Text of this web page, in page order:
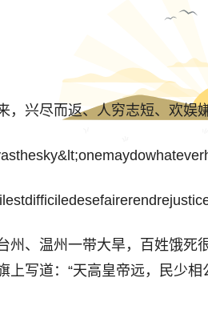
，兴尽而返、人穷志短、欢
州、温州一带大旱，百姓饿
上写道：“天高皇帝远，民少